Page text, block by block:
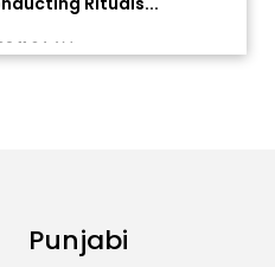
Khyber Pakhtunkhwa:
InjuredPunjabi